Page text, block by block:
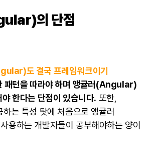
의 단점
도 결국 프레임워크이기
패턴을 따라야 하며 앵귤러(Angular)
한다는 단점이 있습니다. 또한,
는 특성 탓에 처음으로 앵귤러
용하는 개발자들이 공부해야하는 양이